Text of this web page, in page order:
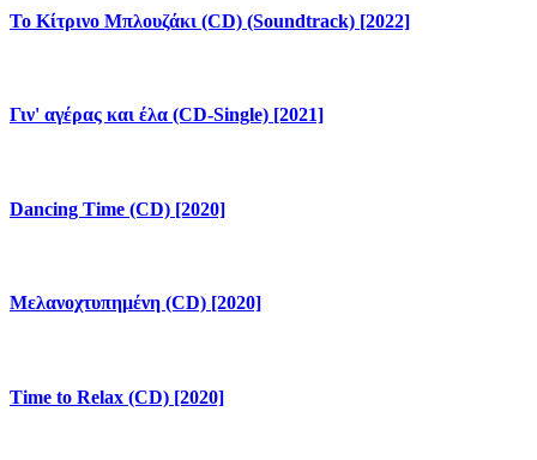
Το Κίτρινο Μπλουζάκι (CD) (Soundtrack) [2022]
Γιν' αγέρας και έλα (CD-Single) [2021]
Dancing Time (CD) [2020]
Μελανοχτυπημένη (CD) [2020]
Time to Relax (CD) [2020]